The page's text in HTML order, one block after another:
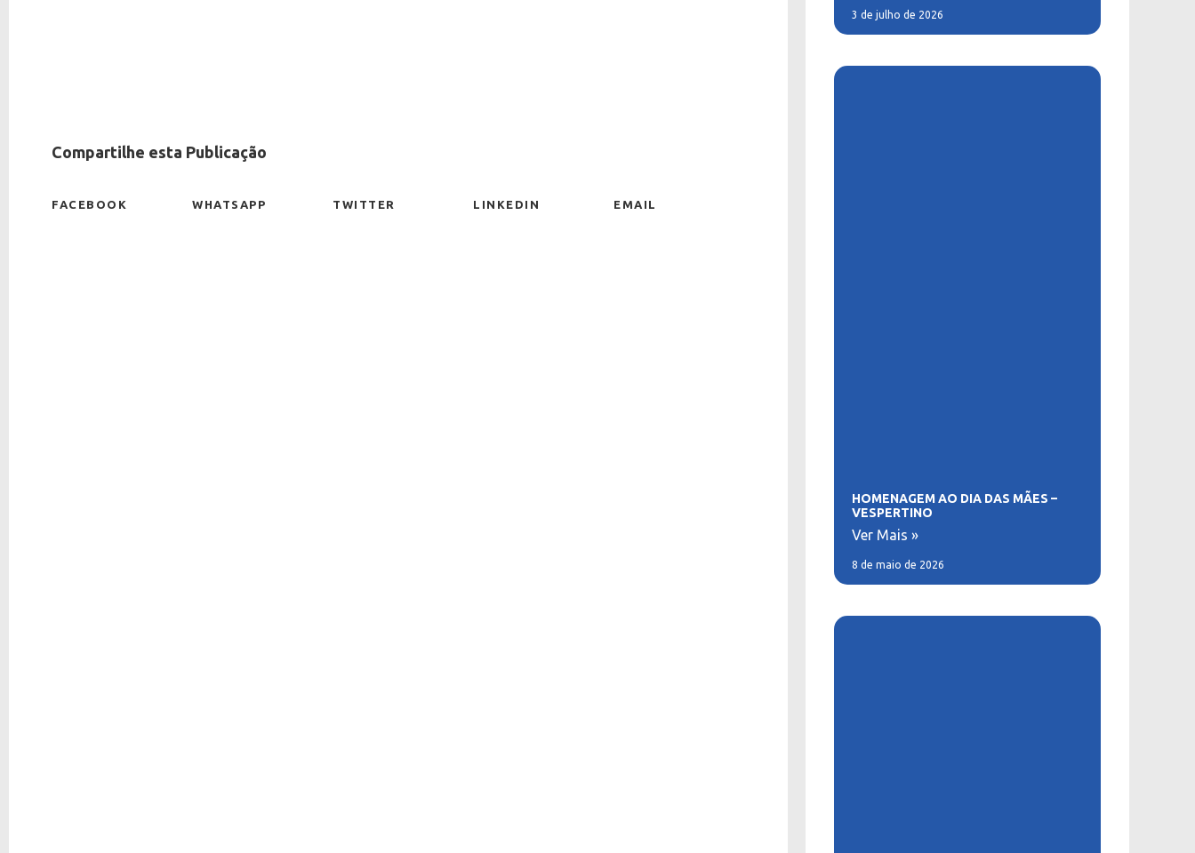
Compartilhe esta Publicação
FACEBOOK WHATSAPP TWITTER LINKEDIN EMAIL
3 de julho de 2026
HOMENAGEM AO DIA DAS MÃES –
VESPERTINO
Ver Mais »
8 de maio de 2026